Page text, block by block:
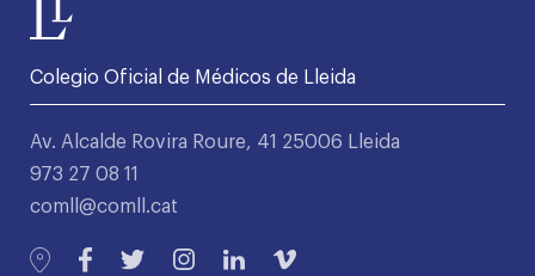
Colegio Oficial de Médicos de Lleida
Av. Alcalde Rovira Roure, 41 25006 Lleida
973 27 08 11
comll@comll.cat